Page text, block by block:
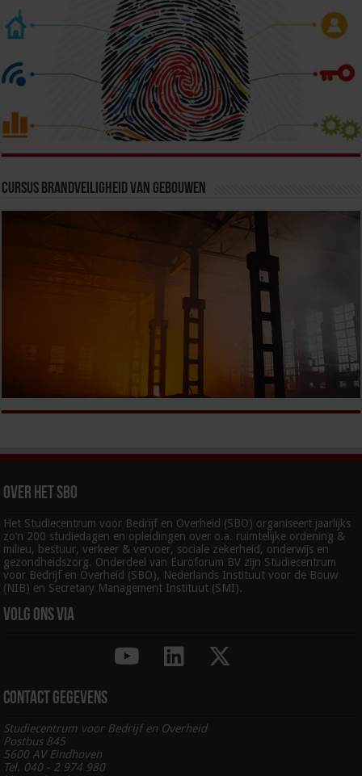
Cursus Brandveiligheid van Gebouwen
Over het SBO
Het Studiecentrum voor Bedrijf en Overheid (SBO) organiseert jaarlijks
zo’n 200 studiedagen en opleidingen over o.a. ruimtelijke ordening &
milieu, bestuur, verkeer & vervoer, sociale zekerheid, onderwijs en
gezondheidszorg. Onderdeel van Euroforum BV zijn Studiecentrum
voor Bedrijf en Overheid (SBO), Nederlands Instituut voor de Bouw
(NIB) en Secretary Management Instituut (SMI).
Volg ons via
Contact gegevens
Studiecentrum voor Bedrijf en Overheid
Postbus 845
5600 AV Eindhoven
Tel. 040 - 2 974 980